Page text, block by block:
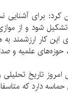
کرد: برای
شود و از موازی
این کار ارزشمند
علمیه و صدا
امروز تاریخ
دارد که